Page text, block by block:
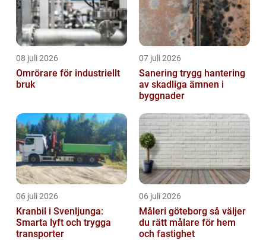
08 juli 2026
Omrörare för industriellt
bruk
07 juli 2026
Sanering trygg hantering
av skadliga ämnen i
byggnader
06 juli 2026
Kranbil i Svenljunga:
Smarta lyft och trygga
transporter
06 juli 2026
Måleri göteborg så väljer
du rätt målare för hem
och fastighet